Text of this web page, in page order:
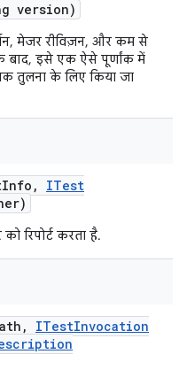
version)
मेजर रीविज़न, और कम से
बाद, इसे एक ऐसे पूर्णांक में
तुलना के लिए किया जा
Info ,
ITest
रिपोर्ट करता है.
, ITestInvocation